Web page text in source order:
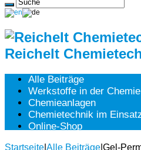
Reichelt
Alle Beiträge
Werkstoffe in der Chemie
Chemieanlagen
Chemietechnik im
Online-Shop
Startseite Alle Beiträge Gel-